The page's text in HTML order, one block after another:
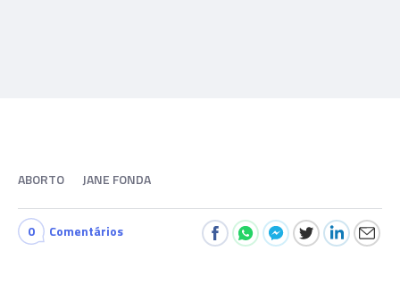
ABORTO JANE FONDA
0 Comentários